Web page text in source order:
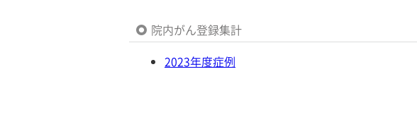
院内がん登録集計
2023年度症例